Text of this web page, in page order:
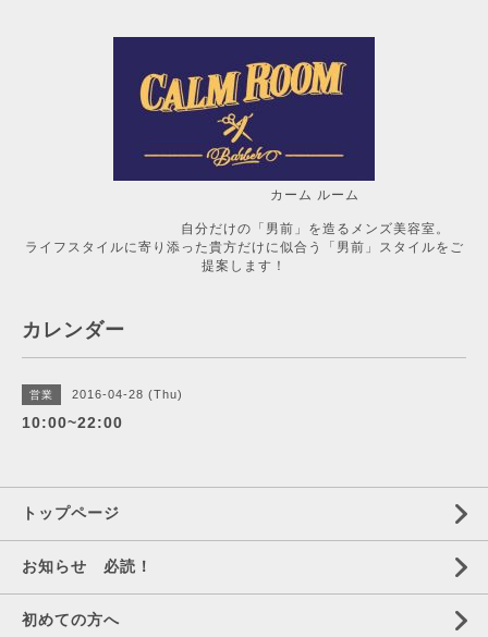
カーム ルーム
自分だけの「男前」を造るメンズ美容室。
ライフスタイルに寄り添った貴方だけに似合う「男前」スタイルをご
提案します！
カレンダー
営業 2016-04-28 (Thu)
10:00~22:00
トップページ
お知らせ 必読！
初めての方へ